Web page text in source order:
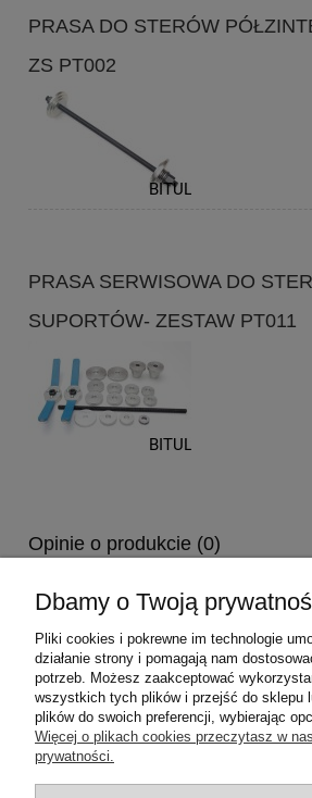
PRASA DO STERÓW
ZS PT002
PRASA SERWISOWA DO
SUPORTÓW- ZESTAW PT011
Opinie o produkcie (0)
Opinie pochodzą od zarejestrowanych
weryfikujemy, czy pochodzą one od
produkt. Administrator zastrzega sobie
wyświetlaniu przesłanych opinii.
Pomoc
Moje konto
Dbamy o Twoją
Pliki cookies i pokrewne im technologie
działanie strony i pomagają nam
potrzeb. Możesz zaakceptować
wszystkich tych plików i przejść do sklepu
plików do swoich preferencji, wybierając
Więcej o plikach cookies przeczytasz w
prywatności.